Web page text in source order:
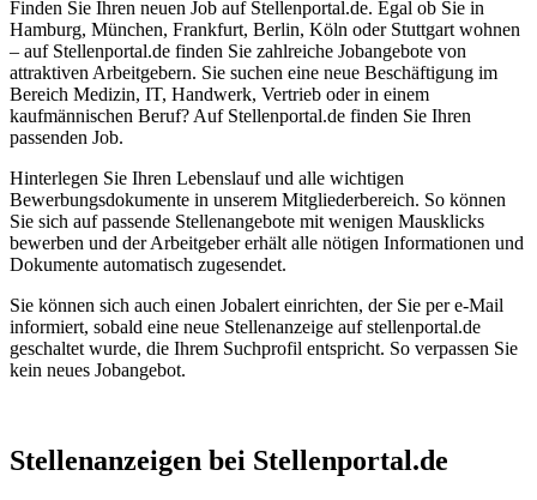
Finden Sie Ihren neuen Job auf Stellenportal.de. Egal ob Sie in
Hamburg, München, Frankfurt, Berlin, Köln oder Stuttgart wohnen
– auf Stellenportal.de finden Sie zahlreiche Jobangebote von
attraktiven Arbeitgebern. Sie suchen eine neue Beschäftigung im
Bereich Medizin, IT, Handwerk, Vertrieb oder in einem
kaufmännischen Beruf? Auf Stellenportal.de finden Sie Ihren
passenden Job.
Hinterlegen Sie Ihren Lebenslauf und alle wichtigen
Bewerbungsdokumente in unserem Mitgliederbereich. So können
Sie sich auf passende Stellenangebote mit wenigen Mausklicks
bewerben und der Arbeitgeber erhält alle nötigen Informationen und
Dokumente automatisch zugesendet.
Sie können sich auch einen Jobalert einrichten, der Sie per e-Mail
informiert, sobald eine neue Stellenanzeige auf stellenportal.de
geschaltet wurde, die Ihrem Suchprofil entspricht. So verpassen Sie
kein neues Jobangebot.
Stellenanzeigen bei Stellenportal.de